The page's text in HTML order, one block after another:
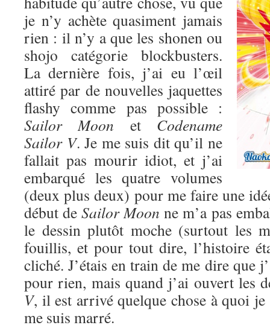
je n’y achète quasiment jamais
rien : il n’y a que les shonen ou
shojo catégorie blockbusters.
La dernière fois, j’ai eu l’œil
attiré par de nouvelles jaquettes
flashy comme pas possible :
Sailor Moon et Codename
Sailor V. Je me suis dit qu’il ne
fallait pas mourir idiot, et j’ai
embarqué les quatre volumes
(deux plus deux) pour me faire une
début deSailor Moon ne m’a pas
le dessin plutôt moche (surtout les
fouillis, et pour tout dire, l’histoire
cliché. J’étais en train de me dire que
pour rien, mais quand j’ai ouvert les
V, il est arrivé quelque chose à quoi je
me suis marré.